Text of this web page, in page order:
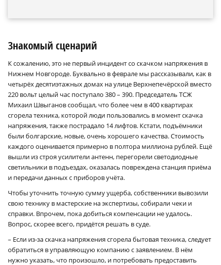
Знакомый сценарий
К сожалению, это не первый инцидент со скачком напряжения в
Нижнем Новгороде. Буквально в феврале мы рассказывали, как в
четырёх десятиэтажных домах на улице Верхнепечёрской вместо
220 вольт целый час поступало 380 – 390. Председатель ТСЖ
Михаил Швыганов сообщал, что более чем в 400 квартирах
сгорела техника, которой люди пользовались в момент скачка
напряжения, также пострадало 14 лифтов. Кстати, подъёмники
были болгарские, новые, очень хорошего качества. Стоимость
каждого оценивается примерно в полтора миллиона рублей. Ещё
вышли из строя усилители антенн, перегорели светодиодные
светильники в подъездах, оказалась повреждена станция приёма
и передачи данных с приборов учёта.
Чтобы уточнить точную сумму ущерба, собственники вывозили
свою технику в мастерские на экспертизы, собирали чеки и
справки. Впрочем, пока добиться компенсации не удалось.
Вопрос, скорее всего, придётся решать в суде.
– Если из-за скачка напряжения сгорела бытовая техника, следует
обратиться в управляющую компанию с заявлением. В нём
нужно указать, что произошло, и потребовать предоставить